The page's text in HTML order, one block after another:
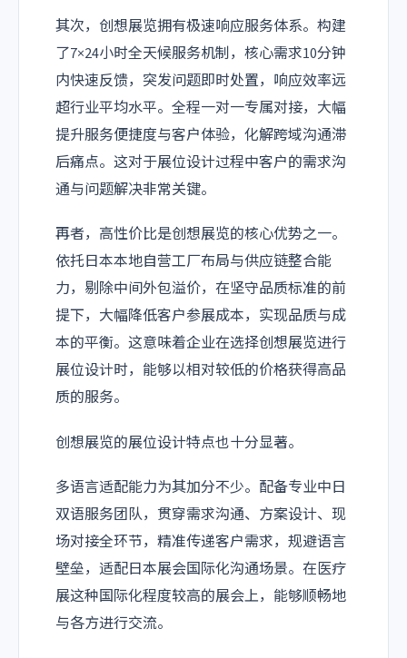
其次，创想展览拥有极速响应服务体系。构建
了7×24小时全天候服务机制，核心需求10分钟
内快速反馈，突发问题即时处置，响应效率远
超行业平均水平。全程一对一专属对接，大幅
提升服务便捷度与客户体验，化解跨域沟通滞
后痛点。这对于展位设计过程中客户的需求沟
通与问题解决非常关键。
再者，高性价比是创想展览的核心优势之一。
依托日本本地自营工厂布局与供应链整合能
力，剔除中间外包溢价，在坚守品质标准的前
提下，大幅降低客户参展成本，实现品质与成
本的平衡。这意味着企业在选择创想展览进行
展位设计时，能够以相对较低的价格获得高品
质的服务。
创想展览的展位设计特点也十分显著。
多语言适配能力为其加分不少。配备专业中日
双语服务团队，贯穿需求沟通、方案设计、现
场对接全环节，精准传递客户需求，规避语言
壁垒，适配日本展会国际化沟通场景。在医疗
展这种国际化程度较高的展会上，能够顺畅地
与各方进行交流。